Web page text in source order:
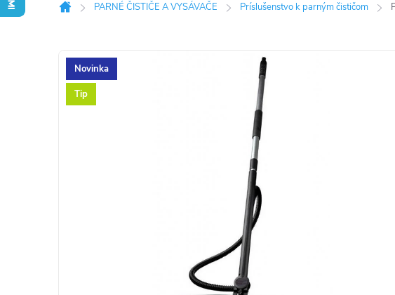
Domov
PARNÉ ČISTIČE A VYSÁVAČE Príslušenstvo k parným čističom
Novinka
Tip